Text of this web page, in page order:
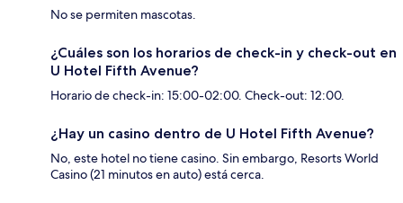
No se permiten mascotas.
¿Cuáles son los horarios de check-in y check-out en
U Hotel Fifth Avenue?
Horario de check-in: 15:00-02:00. Check-out: 12:00.
¿Hay un casino dentro de U Hotel Fifth Avenue?
No, este hotel no tiene casino. Sin embargo, Resorts World
Casino (21 minutos en auto) está cerca.